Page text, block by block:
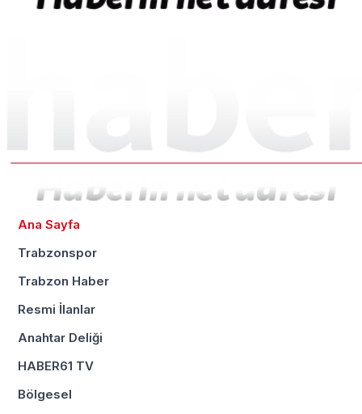
Ana Sayfa
Trabzonspor
Trabzon Haber
Resmi İlanlar
Anahtar Deliği
HABER61 TV
Bölgesel